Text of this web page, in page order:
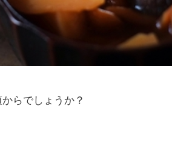
らでしょうか？